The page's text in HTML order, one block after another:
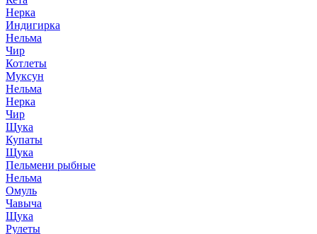
Нерка
Индигирка
Нельма
Чир
Котлеты
Муксун
Нельма
Нерка
Чир
Щука
Купаты
Щука
Пельмени рыбные
Нельма
Омуль
Чавыча
Щука
Рулеты